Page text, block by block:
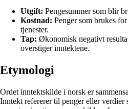
Utgift: Pengesummer som blir
Kostnad: Penger som brukes
tjenester.
Tap: Økonomisk negativt
overstiger inntektene.
Etymologi
Ordet inntektskilde i norsk er
Inntekt refererer til penger eller verdier